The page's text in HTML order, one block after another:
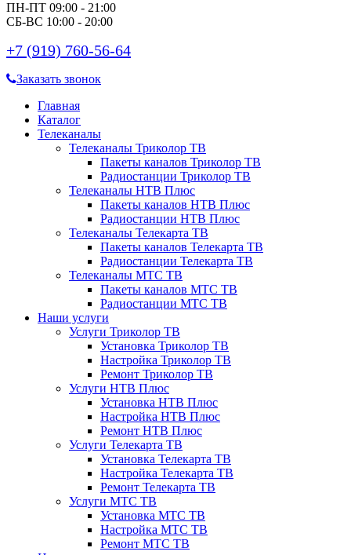
ПН-ПТ 09:00 - 21:00
СБ-ВС 10:00 - 20:00
+7 (919) 760-56-64
Заказать звонок
Главная
Каталог
Телеканалы
Телеканалы Триколор ТВ
Пакеты каналов Триколор ТВ
Радиостанции Триколор ТВ
Телеканалы НТВ Плюс
Пакеты каналов НТВ Плюс
Радиостанции НТВ Плюс
Телеканалы Телекарта ТВ
Пакеты каналов Телекарта ТВ
Радиостанции Телекарта ТВ
Телеканалы МТС ТВ
Пакеты каналов МТС ТВ
Радиостанции МТС ТВ
Наши услуги
Услуги Триколор ТВ
Установка Триколор ТВ
Настройка Триколор ТВ
Ремонт Триколор ТВ
Услуги НТВ Плюс
Установка НТВ Плюс
Настройка НТВ Плюс
Ремонт НТВ Плюс
Услуги Телекарта ТВ
Установка Телекарта ТВ
Настройка Телекарта ТВ
Ремонт Телекарта ТВ
Услуги МТС ТВ
Установка МТС ТВ
Настройка МТС ТВ
Ремонт МТС ТВ